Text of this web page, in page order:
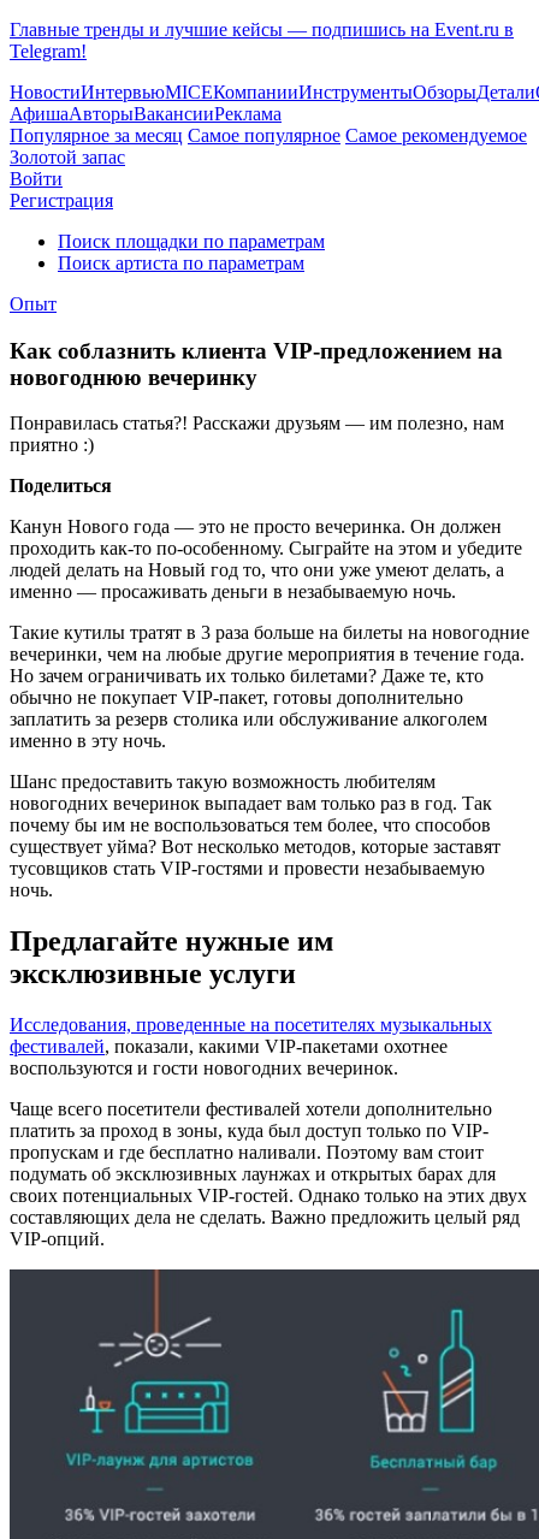
Главные тренды и лучшие кейсы — подпишись на Event.ru в
Telegram!
НовостиИнтервьюMICEКомпанииИнструментыОбзорыДетали
АфишаАвторыВакансииРеклама
Популярное за месяц Самое популярное Самое рекомендуемое
Золотой запас
Войти
Регистрация
Поиск площадки по параметрам
Поиск артиста по параметрам
Опыт
Как соблазнить клиента VIP-предложением на
новогоднюю вечеринку
Понравилась статья?! Расскажи друзьям — им полезно, нам
приятно :)
Поделиться
Канун Нового года — это не просто вечеринка. Он должен
проходить как-то по-особенному. Сыграйте на этом и убедите
людей делать на Новый год то, что они уже умеют делать, а
именно — просаживать деньги в незабываемую ночь.
Такие кутилы тратят в 3 раза больше на билеты на новогодние
вечеринки, чем на любые другие мероприятия в течение года.
Но зачем ограничивать их только билетами? Даже те, кто
обычно не покупает VIP-пакет, готовы дополнительно
заплатить за резерв столика или обслуживание алкоголем
именно в эту ночь.
Шанс предоставить такую возможность любителям
новогодних вечеринок выпадает вам только раз в год. Так
почему бы им не воспользоваться тем более, что способов
существует уйма? Вот несколько методов, которые заставят
тусовщиков стать VIP-гостями и провести незабываемую
ночь.
Предлагайте нужные им
эксклюзивные услуги
Исследования, проведенные на посетителях музыкальных
фестивалей, показали, какими VIP-пакетами охотнее
воспользуются и гости новогодних вечеринок.
Чаще всего посетители фестивалей хотели дополнительно
платить за проход в зоны, куда был доступ только по VIP-
пропускам и где бесплатно наливали. Поэтому вам стоит
подумать об эксклюзивных лаунжах и открытых барах для
своих потенциальных VIP-гостей. Однако только на этих двух
составляющих дела не сделать. Важно предложить целый ряд
VIP-опций.